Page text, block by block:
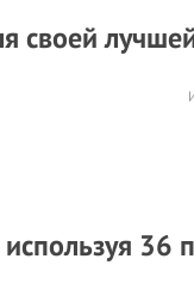
своей
36